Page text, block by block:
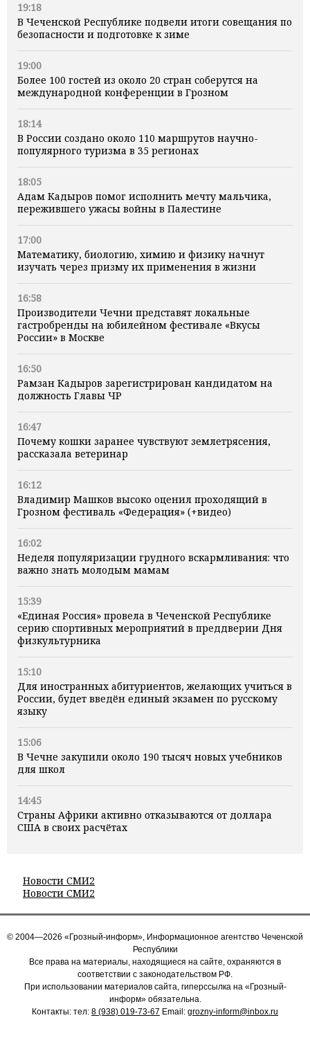
19:18
В Чеченской Республике подвели итоги совещания по
безопасности и подготовке к зиме
19:00
Более 100 гостей из около 20 стран соберутся на
международной конференции в Грозном
18:14
В России создано около 110 маршрутов научно-
популярного туризма в 35 регионах
18:05
Адам Кадыров помог исполнить мечту мальчика,
пережившего ужасы войны в Палестине
17:00
Математику, биологию, химию и физику начнут
изучать через призму их применения в жизни
16:58
Производители Чечни представят локальные
гастробренды на юбилейном фестивале «Вкусы
России» в Москве
16:50
Рамзан Кадыров зарегистрирован кандидатом на
должность Главы ЧР
16:47
Почему кошки заранее чувствуют землетрясения,
рассказала ветеринар
16:12
Владимир Машков высоко оценил проходящий в
Грозном фестиваль «Федерация» (+видео)
16:02
Неделя популяризации грудного вскармливания: что
важно знать молодым мамам
15:39
«Единая Россия» провела в Чеченской Республике
серию спортивных мероприятий в преддверии Дня
физкультурника
15:10
Для иностранных абитуриентов, желающих учиться в
России, будет введён единый экзамен по русскому
языку
15:06
В Чечне закупили около 190 тысяч новых учебников
для школ
14:45
Страны Африки активно отказываются от доллара
США в своих расчётах
Новости СМИ2
Новости СМИ2
© 2004—2026 «Грозный-информ», Информационное агентство Чеченской
Республики
Все права на материалы, находящиеся на сайте, охраняются в
соответствии с законодательством РФ.
При использовании материалов сайта, гиперссылка на «Грозный-
информ» обязательна.
Контакты: тел: 8 (938) 019-73-67 Email: grozny-inform@inbox.ru